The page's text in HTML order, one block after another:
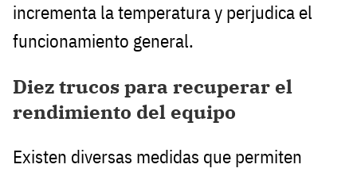
incrementa la temperatura y perjudica el
funcionamiento general.
Diez trucos para recuperar el
rendimiento del equipo
Existen diversas medidas que permiten